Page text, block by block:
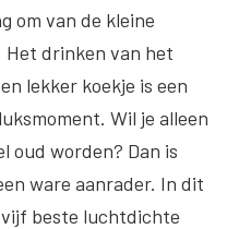
om van de kleine
Het drinken van het
lekker koekje is een
Wil je alleen
oud worden? Dan is
ware aanrader. In dit
beste luchtdichte